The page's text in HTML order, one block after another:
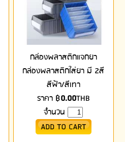
กล่องพลาสติกแจกยา
กล่องพลาสติกใส่ยา มี 2สี
สีฟ้า/สีเทา
ราคา ฿0.00THB
จำนวน